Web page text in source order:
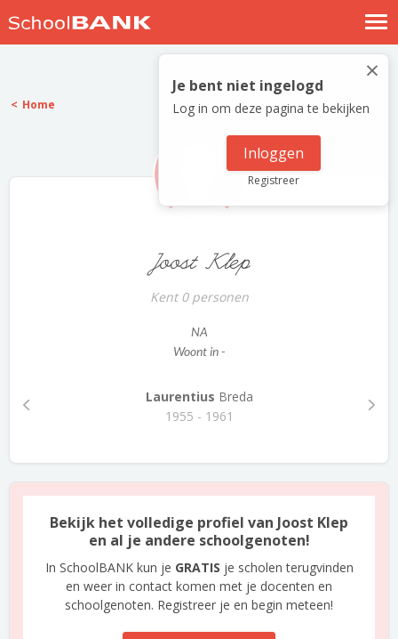
Nostalgische verhalen
Log in
Meld je gratis aan
×
Je bent niet ingelogd
Log in om deze pagina te bekijken
Inloggen
Registreer
Home
Joost Klep
Kent 0 personen
NA
Woont in -
Laurentius Breda
1955 - 1961
Bekijk het volledige profiel van Joost Klep
en al je andere schoolgenoten!
In SchoolBANK kun je GRATIS je scholen terugvinden
en weer in contact komen met je docenten en
schoolgenoten. Registreer je en begin meteen!